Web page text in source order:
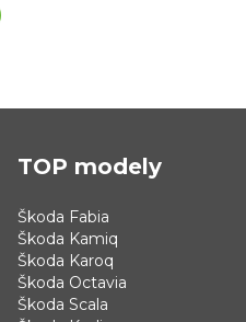
TOP modely
Škoda Fabia
Škoda Kamiq
Škoda Karoq
Škoda Octavia
Škoda Scala